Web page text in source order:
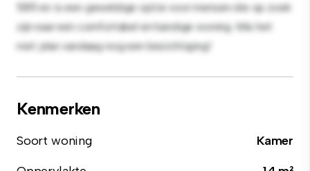
585 en is een geweldige optie voor mensen die op zoek
zijn naar een comfortabel en handige woning. Mis het
niet: plan vandaag nog een bezichtiging!
Kenmerken
Soort woning
Kamer